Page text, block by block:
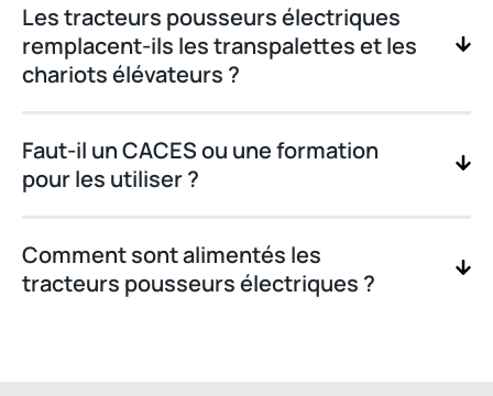
Les tracteurs pousseurs électriques
remplacent-ils les transpalettes et les
chariots élévateurs ?
Faut-il un CACES ou une formation
pour les utiliser ?
Comment sont alimentés les
tracteurs pousseurs électriques ?